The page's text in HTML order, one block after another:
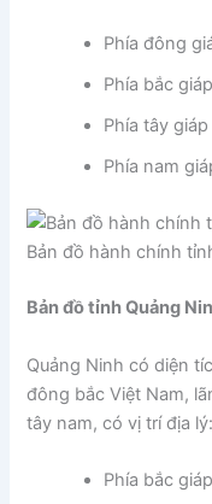
Phía đông
Phía bắc
Phía tây
Phía nam
Bản đồ hành chính
Bản đồ tỉnh Quảng
Quảng Ninh có diện
đông bắc Việt Nam,
tây nam, có vị trí địa lý:
Phía bắc